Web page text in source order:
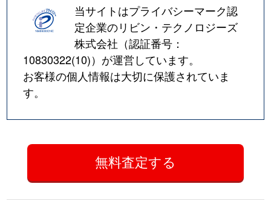
当サイトはプライバシーマーク認
定企業のリビン・テクノロジーズ
株式会社（認証番号：
10830322(10)）が運営しています。
お客様の個人情報は大切に保護されていま
す。